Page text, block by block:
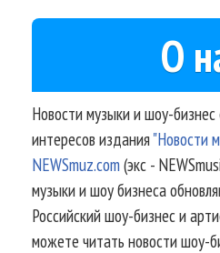
О
Новости музыки и шоу-бизнес
интересов издания"Новости
NEWSmuz.com(экс -
музыки и шоу бизнеса
Российский шоу-бизнес и
можете читать новости шоу-